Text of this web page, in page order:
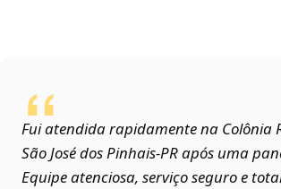
Fui atendida rapidamente na Colônia
São José dos Pinhais‑PR após uma
Equipe atenciosa, serviço seguro e